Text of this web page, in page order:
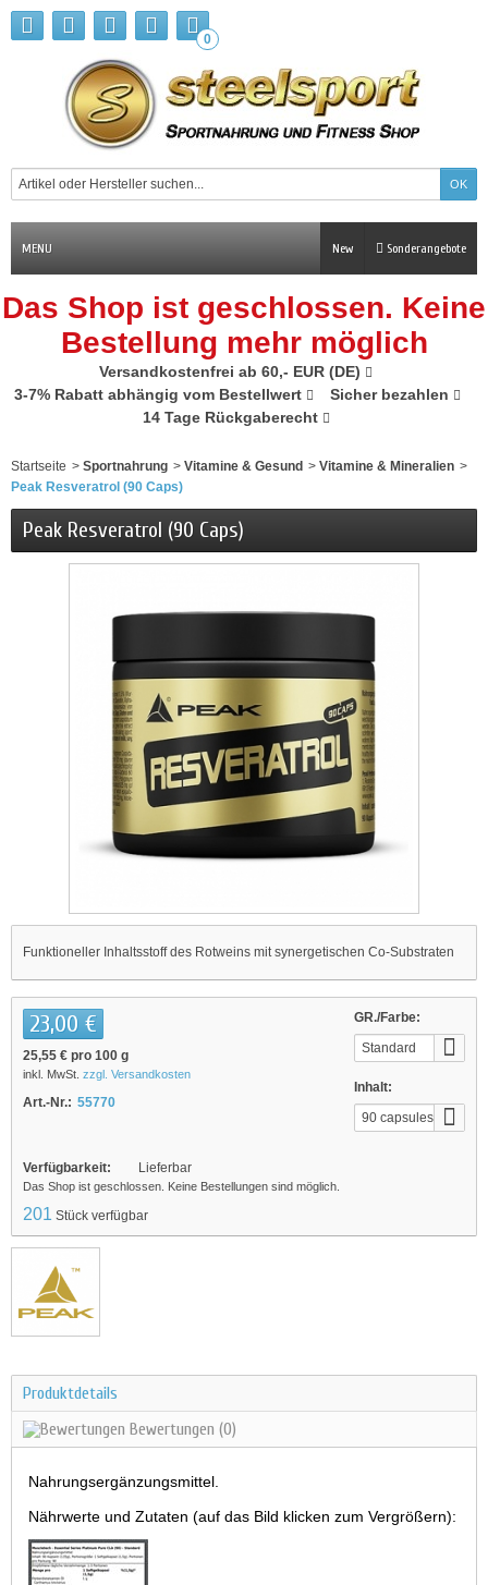
0
MENU Sonderangebote
New
Das Shop ist geschlossen. Keine
Bestellung mehr möglich
Versandkostenfrei ab 60,- EUR (DE)
3-7% Rabatt abhängig vom Bestellwert
Sicher bezahlen
14 Tage Rückgaberecht
Startseite > Sportnahrung > Vitamine & Gesund > Vitamine & Mineralien >
Peak Resveratrol (90 Caps)
Peak Resveratrol (90 Caps)
Funktioneller Inhaltsstoff des Rotweins mit synergetischen Co-Substraten
GR./Farbe:
Standard
Inhalt:
90 capsules
23,00 €
25,55 € pro 100 g
inkl. MwSt. zzgl. Versandkosten
Art.-Nr.: 55770
Verfügbarkeit: Lieferbar
Das Shop ist geschlossen. Keine Bestellungen sind möglich.
201 Stück verfügbar
Produktdetails
Bewertungen (0)
Nahrungsergänzungsmittel.
Nährwerte und Zutaten (auf das Bild klicken zum Vergrößern):